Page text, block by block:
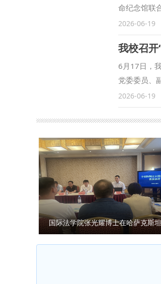
知、建言献
同现代化之
的实践路径
吉布提青年
代表陈锋、
公共管理学
命纪念馆联
察部主任周
志生平陈列
系统回顾了
讲解，深刻
齐列队，举
纷纷表示，
教学科研和
2026-06-19
我校召
6月17日，
党委委员、
盯学术前沿
调，针对青
才服务水平
教师，要立
赋能教育教
实绩献礼90
业发展的生
点难点。希
与会青年
导、优化考
人，各教学
2026-06-19